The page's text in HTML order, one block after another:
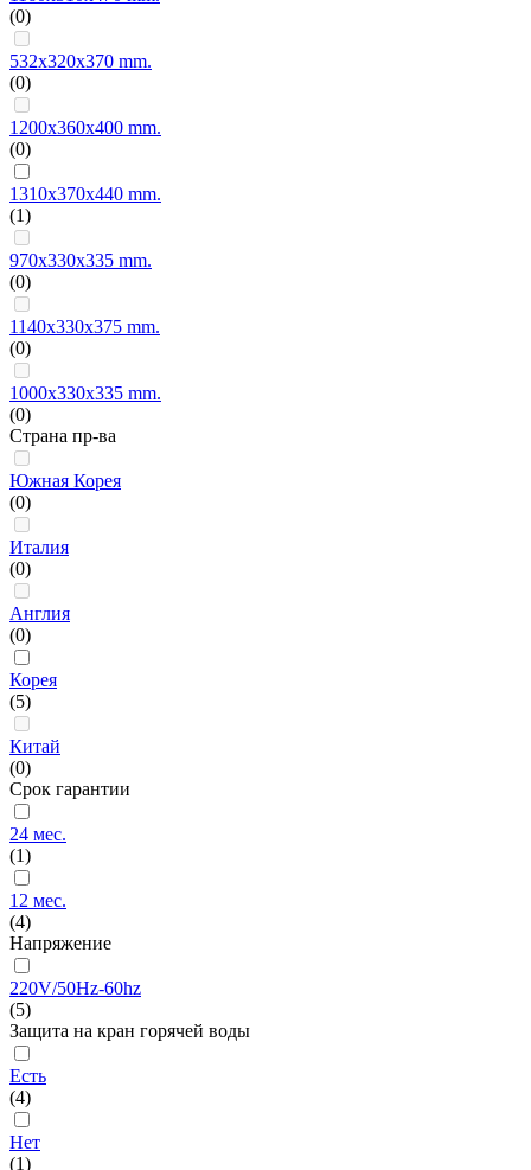
(0)
532x320x370 mm.
(0)
1200x360x400 mm.
(0)
1310x370x440 mm.
(1)
970x330x335 mm.
(0)
1140x330x375 mm.
(0)
1000x330x335 mm.
(0)
Страна пр-ва
Южная Корея
(0)
Италия
(0)
Англия
(0)
Корея
(5)
Китай
(0)
Срок гарантии
24 мес.
(1)
12 мес.
(4)
Напряжение
220V/50Hz-60hz
(5)
Защита на кран горячей воды
Есть
(4)
Нет
(1)